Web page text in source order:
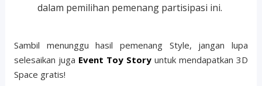
dalam pemilihan pemenang partisipasi ini.
Sambil menunggu hasil pemenang Style, jangan lupa
selesaikan juga Event Toy Story untuk mendapatkan 3D
Space gratis!